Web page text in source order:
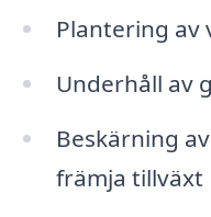
Plantering av
Underhåll av
Beskärning
främja tillväxt